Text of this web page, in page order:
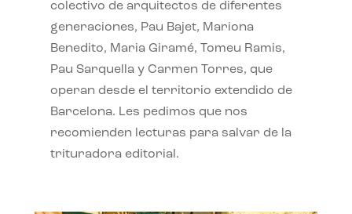
colectivo de arquitectos de diferentes
generaciones, Pau Bajet, Mariona
Benedito, Maria Giramé, Tomeu Ramis,
Pau Sarquella y Carmen Torres, que
operan desde el territorio extendido de
Barcelona. Les pedimos que nos
recomienden lecturas para salvar de la
trituradora editorial.